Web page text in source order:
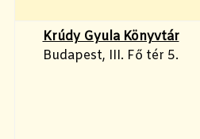
Krúdy Gyula Könyvtár
Budapest, III. Fő tér 5.